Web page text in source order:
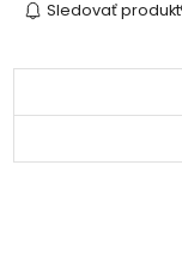
Sledovať produkt